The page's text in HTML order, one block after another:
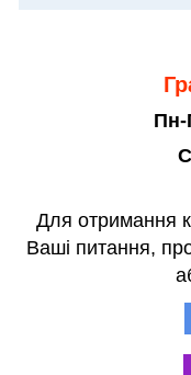
Пн-
Для отримання
Ваші питання,